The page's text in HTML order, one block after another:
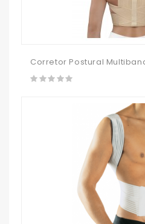
Corretor Postural